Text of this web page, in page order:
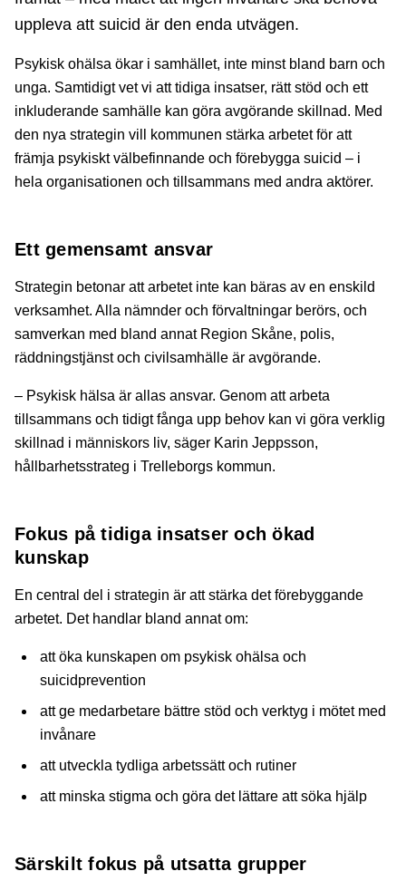
uppleva att suicid är den enda utvägen.
Psykisk ohälsa ökar i samhället, inte minst bland barn och
unga. Samtidigt vet vi att tidiga insatser, rätt stöd och ett
inkluderande samhälle kan göra avgörande skillnad. Med
den nya strategin vill kommunen stärka arbetet för att
främja psykiskt välbefinnande och förebygga suicid – i
hela organisationen och tillsammans med andra aktörer.
Ett gemensamt ansvar
Strategin betonar att arbetet inte kan bäras av en enskild
verksamhet. Alla nämnder och förvaltningar berörs, och
samverkan med bland annat Region Skåne, polis,
räddningstjänst och civilsamhälle är avgörande.
– Psykisk hälsa är allas ansvar. Genom att arbeta
tillsammans och tidigt fånga upp behov kan vi göra verklig
skillnad i människors liv, säger Karin Jeppsson,
hållbarhetsstrateg i Trelleborgs kommun.
Fokus på tidiga insatser och ökad
kunskap
En central del i strategin är att stärka det förebyggande
arbetet. Det handlar bland annat om:
att öka kunskapen om psykisk ohälsa och
suicidprevention
att ge medarbetare bättre stöd och verktyg i mötet med
invånare
att utveckla tydliga arbetssätt och rutiner
att minska stigma och göra det lättare att söka hjälp
Särskilt fokus på utsatta grupper